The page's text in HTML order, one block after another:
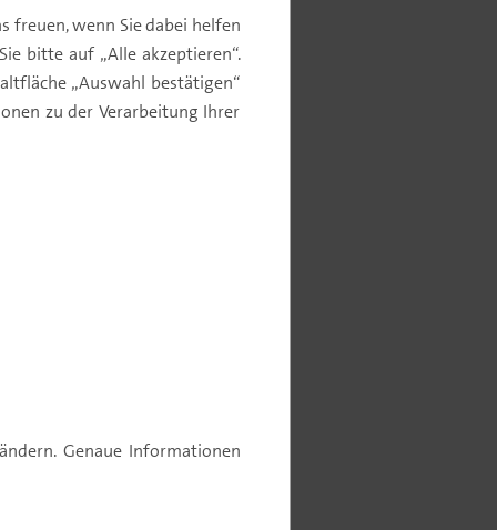
freuen, wenn Sie dabei helfen
bitte auf „Alle akzeptieren“.
„Auswahl bestätigen“
zu der Verarbeitung Ihrer
Genaue Informationen